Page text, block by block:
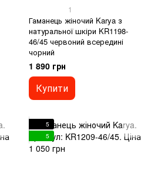
1
Гаманець жіночий Karya з
натуральної шкіри KR1198-
46/45 червоний всередині
чорний
1 890 грн
Купити
5
5